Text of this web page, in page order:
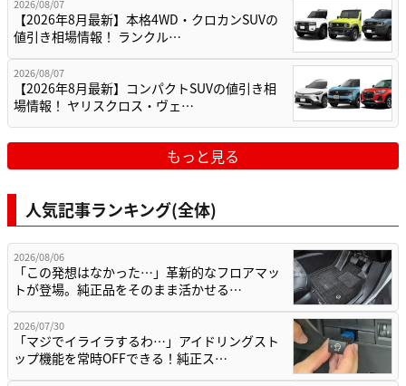
2026/08/07
【2026年8月最新】本格4WD・クロカンSUVの
値引き相場情報！ ランクル…
2026/08/07
【2026年8月最新】コンパクトSUVの値引き相
場情報！ ヤリスクロス・ヴェ…
もっと見る
人気記事ランキング(全体)
2026/08/06
「この発想はなかった…」革新的なフロアマッ
トが登場。純正品をそのまま活かせる…
2026/07/30
「マジでイライラするわ…」アイドリングスト
ップ機能を常時OFFできる！純正ス…